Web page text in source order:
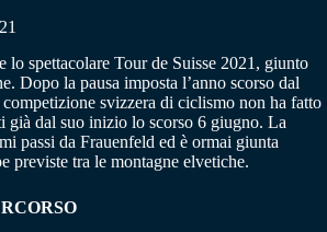
lo spettacolare Tour de Suisse 2021, giunto
Dopo la pausa imposta l’anno scorso dal
svizzera di ciclismo non ha fatto
già dal suo inizio lo scorso 6 giugno. La
passi da Frauenfeld ed è ormai giunta
previste tra le montagne elvetiche.